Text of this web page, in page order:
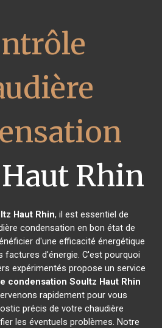
Rhin
Haut Rhin, il est essentiel de
condensation en bon état de
d'une efficacité énergétique
factures d'énergie. C'est pourquoi
expérimentés propose un service
condensation Soultz Haut Rhin
rapidement pour vous
précis de votre chaudière
les éventuels problèmes. Notre